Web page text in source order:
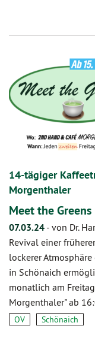
14-tägiger
Morgenthaler
Meet the Greens
07.03.24 - von Dr.
Revival einer
lockerer
in Schönaich
monatlich am
Morgenthaler" ab
OV Schönaich